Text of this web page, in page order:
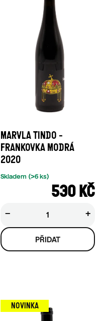
MARVLA TINDO -
FRANKOVKA MODRÁ
2020
530 KČ
Skladem (>6 ks)
+
−
NOVINKA